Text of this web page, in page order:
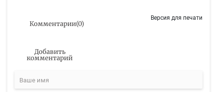
Комментарии(0)
Версия для печати
Добавить
комментарий